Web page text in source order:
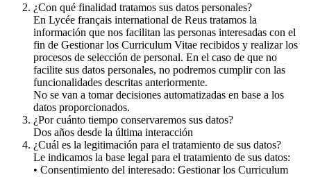
¿Con qué finalidad tratamos sus datos personales?
En Lycée français international de Reus tratamos la
información que nos facilitan las personas interesadas con el
fin de Gestionar los Curriculum Vitae recibidos y realizar los
procesos de selección de personal. En el caso de que no
facilite sus datos personales, no podremos cumplir con las
funcionalidades descritas anteriormente.
No se van a tomar decisiones automatizadas en base a los
datos proporcionados.
¿Por cuánto tiempo conservaremos sus datos?
Dos años desde la última interacción
¿Cuál es la legitimación para el tratamiento de sus datos?
Le indicamos la base legal para el tratamiento de sus datos:
• Consentimiento del interesado: Gestionar los Curriculum